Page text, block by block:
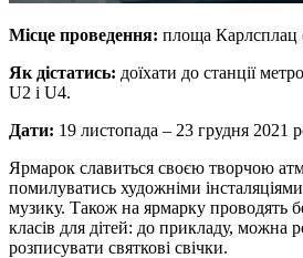
Місце проведення: площа Карлсплац
Як дістатись: доїхати до станції
U2 і U4.
Дати: 19 листопада – 23 грудня 2021
Ярмарок славиться своєю творчою
помилуватись художніми
музику. Також на ярмарку проводять
класів для дітей: до прикладу, можна
розписувати святкові свічки.